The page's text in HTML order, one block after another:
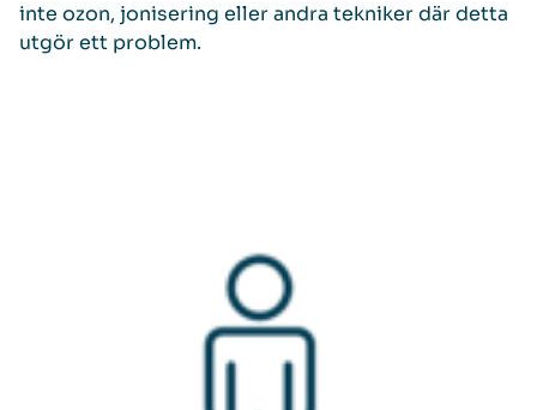
inte ozon, jonisering eller andra tekniker där detta
utgör ett problem.